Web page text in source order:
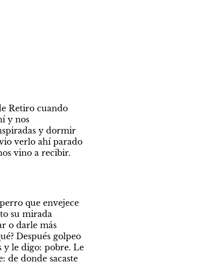
Retiro cuando
y nos
y dormir
verlo ahí parado
vino a recibir.
que envejece
su mirada
o darle más
Después golpeo
y le digo: pobre. Le
de donde sacaste